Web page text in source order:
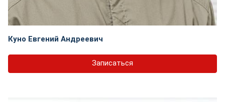
Куно Евгений Андреевич
Записаться